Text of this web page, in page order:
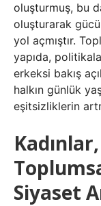
oluşturmuş, bu
oluşturarak
yol açmıştır.
yapıda,
erkeksi bakış
halkın günlük
eşitsizliklerin
Siyaset